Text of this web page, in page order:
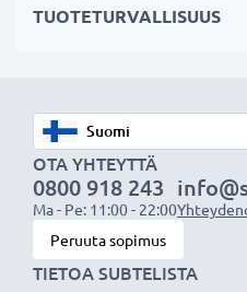
toimituksessa)
✔ Kotiteatteri- ja
✔ Pelikonsoleihin
✔ Televisioon &
✔ DVD- & blu-ray-soittimiin
✔ Subwoofereihin &
TUOTETURVALLISUUS
OTA YHTEYTTÄ
0800 918 243
Ma - Pe: 11:00 - 22:00
Peruuta sopimus
TIETOA SUBTELISTA